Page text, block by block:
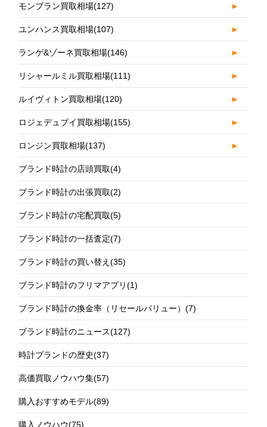
モンブラン買取相場(127) ►
ユンハンス買取相場(107) ►
ランゲ&ゾーネ買取相場(146) ►
リシャールミル買取相場(111) ►
ルイヴィトン買取相場(120) ►
ロジェデュブイ買取相場(155) ►
ロンジン買取相場(137) ►
ブランド時計の店頭買取(4)
ブランド時計の出張買取(2)
ブランド時計の宅配買取(5)
ブランド時計の一括査定(7)
ブランド時計の買い替え(35)
ブランド時計のフリマアプリ(1)
ブランド時計の換金率（リセールバリュー）(7)
ブランド時計のニュース(127)
時計ブランドの歴史(37)
高価買取ノウハウ集(57)
購入おすすめモデル(89)
購入ノウハウ(75)